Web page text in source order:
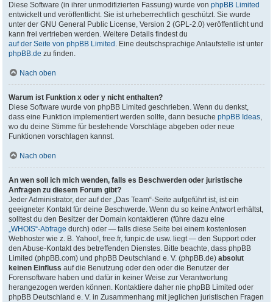
Diese Software (in ihrer unmodifizierten Fassung) wurde vonphpBB Limited
entwickelt und veröffentlicht. Sie ist urheberrechtlich geschützt. Sie wurde
unter der GNU General Public License, Version 2 (GPL-2.0) veröffentlicht und
kann frei vertrieben werden. Weitere Details findest du
auf der Seite von phpBB Limited . Eine deutschsprachige Anlaufstelle ist unter
phpBB.de zu finden.
Nach oben
Warum ist Funktion x oder y nicht enthalten?
Diese Software wurde von phpBB Limited geschrieben. Wenn du denkst,
dass eine Funktion implementiert werden sollte, dann besuchephpBB Ideas,
wo du deine Stimme für bestehende Vorschläge abgeben oder neue
Funktionen vorschlagen kannst.
Nach oben
An wen soll ich mich wenden, falls es Beschwerden oder juristische
Anfragen zu diesem Forum gibt?
Jeder Administrator, der auf der „Das Team“-Seite aufgeführt ist, ist ein
geeigneter Kontakt für deine Beschwerde. Wenn du so keine Antwort erhältst,
solltest du den Besitzer der Domain kontaktieren (führe dazu eine
„WHOIS“-Abfrage durch) oder — falls diese Seite bei einem kostenlosen
Webhoster wie z. B. Yahoo!, free.fr, funpic.de usw. liegt — den Support oder
den Abuse-Kontakt des betreffenden Dienstes. Bitte beachte, dass phpBB
Limited (phpBB.com) und phpBB Deutschland e. V. (phpBB.de)absolut
keinen Einfluss auf die Benutzung oder den oder die Benutzer der
Forensoftware haben und dafür in keiner Weise zur Verantwortung
herangezogen werden können. Kontaktiere daher nie phpBB Limited oder
phpBB Deutschland e. V. in Zusammenhang mit jeglichen juristischen Fragen